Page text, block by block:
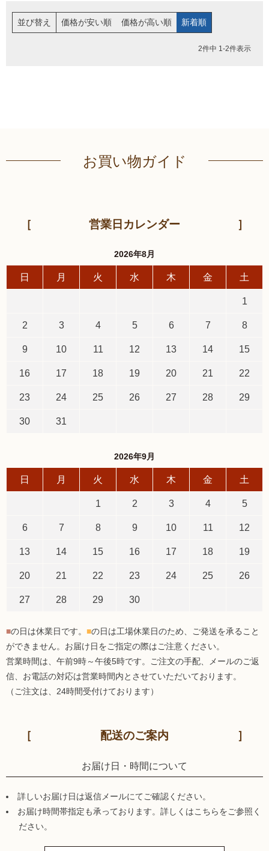
味ささ 旨揚げ
とうもろこし黄金比揚げ
牛たん かねざき 牛たん メンチ
まるでお好み焼き 手提げ袋
5,001円以上 4,001円～5,000円
3,001円～4,000円 2,001円～3,000円
1,001円～2,000円 1,000円以下
並び替え 価格が安い順 価格が高い順 新着順
2件中 1 -2件表示
お買い物ガイド
営業日カレンダー
2026年8月
日 月 火 水 木 金 土
1
2 3 4 5 6 7 8
9 10 11 12 13 14 15
16 17 18 19 20 21 22
23 24 25 26 27 28 29
30 31
2026年9月
日 月 火 水 木 金 土
1 2 3 4 5
6 7 8 9 10 11 12
13 14 15 16 17 18 19
20 21 22 23 24 25 26
27 28 29 30
■の日は休業日です。 ■の日は工場休業日のため、ご発送を承ること
ができません。お届け日をご指定の際はご注意ください。
営業時間は、午前9時～午後5時です。ご注文の手配、メールのご返
信、お電話の対応は営業時間内とさせていただいております。
（ご注文は、24時間受付けております）
配送のご案内
お届け日・時間について
詳しいお届け日は返信メールにてご確認ください。
お届け時間帯指定も承っております。詳しくはこちらをご参照く
ださい。